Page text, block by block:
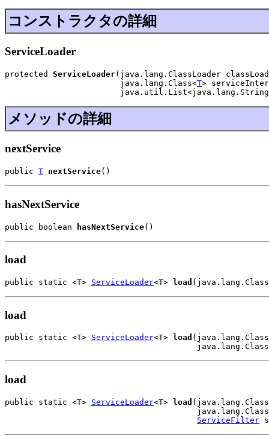
コンストラクタの詳細
ServiceLoader
protected ServiceLoader(java.lang.ClassLoader
                        java.lang.Class<
T>
メソッドの詳細
nextService
public T nextService()
hasNextService
public boolean hasNextService()
load
public static <T> ServiceLoader<T> load
load
public static <T> ServiceLoader<T> load
load
public static <T> ServiceLoader<T> load
ServiceFilter